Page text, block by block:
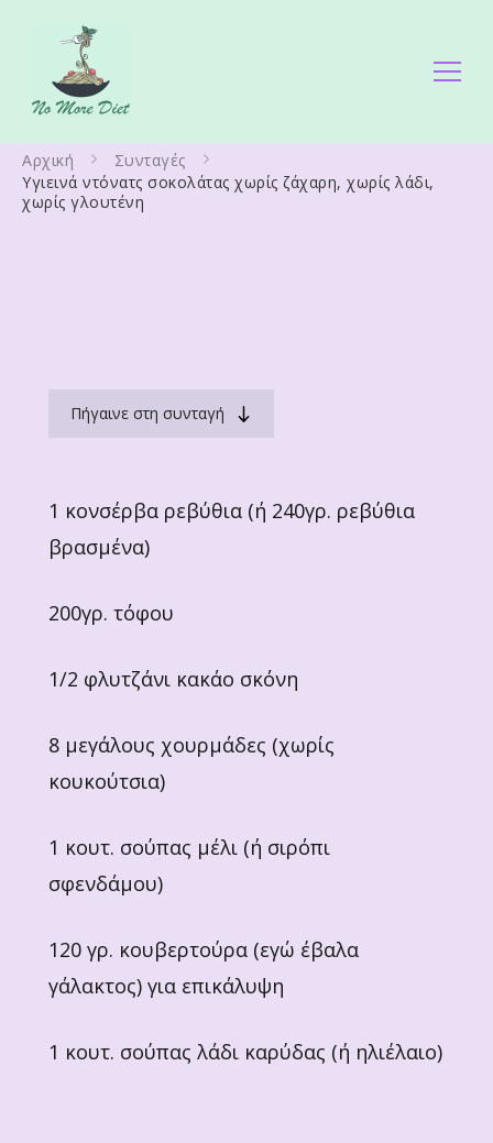
No More Diet
Αρχική
Συνταγές
Υγιεινά ντόνατς σοκολάτας χωρίς ζάχαρη, χωρίς λάδι,
χωρίς γλουτένη
Πήγαινε στη συνταγή
1 κονσέρβα ρεβύθια (ή 240γρ. ρεβύθια
βρασμένα)
200γρ. τόφου
1/2 φλυτζάνι κακάο σκόνη
8 μεγάλους χουρμάδες (χωρίς
κουκούτσια)
1 κουτ. σούπας μέλι (ή σιρόπι
σφενδάμου)
120 γρ. κουβερτούρα (εγώ έβαλα
γάλακτος) για επικάλυψη
1 κουτ. σούπας λάδι καρύδας (ή ηλιέλαιο)